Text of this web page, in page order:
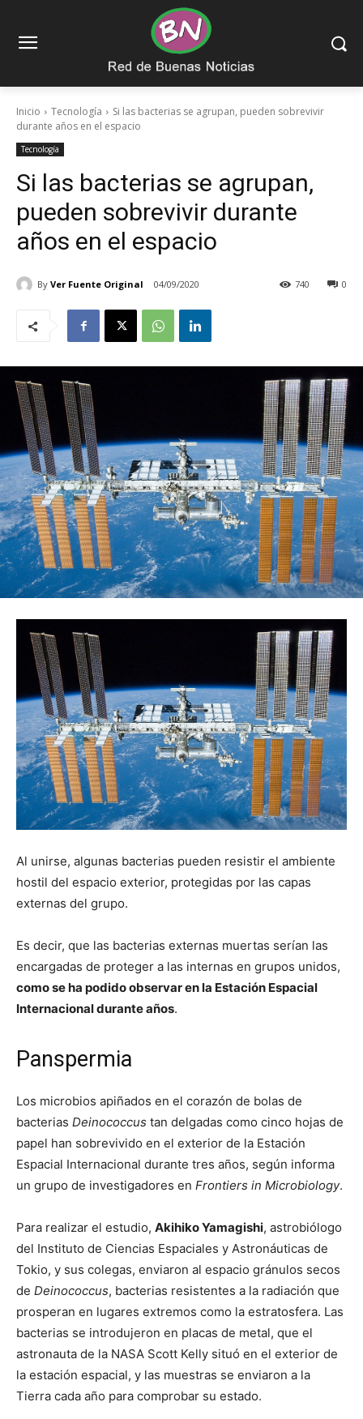
Inicio Tecnología
Si las bacterias se agrupan, pueden sobrevivir
durante años en el espacio
Tecnología
Si las bacterias se agrupan,
pueden sobrevivir durante
años en el espacio
By Ver Fuente Original 04/09/2020 0
740
Al unirse, algunas bacterias pueden resistir el ambiente
hostil del espacio exterior, protegidas por las capas
externas del grupo.
Es decir, que las bacterias externas muertas serían las
encargadas de proteger a las internas en grupos unidos,
como se ha podido observar en la Estación Espacial
Internacional durante años.
Panspermia
Los microbios apiñados en el corazón de bolas de
bacterias Deinococcus tan delgadas como cinco hojas de
papel han sobrevivido en el exterior de la Estación
Espacial Internacional durante tres años, según informa
un grupo de investigadores en Frontiers in Microbiology.
Para realizar el estudio, Akihiko Yamagishi, astrobiólogo
del Instituto de Ciencias Espaciales y Astronáuticas de
Tokio, y sus colegas, enviaron al espacio gránulos secos
de Deinococcus, bacterias resistentes a la radiación que
prosperan en lugares extremos como la estratosfera. Las
bacterias se introdujeron en placas de metal, que el
astronauta de la NASA Scott Kelly situó en el exterior de
la estación espacial, y las muestras se enviaron a la
Tierra cada año para comprobar su estado.